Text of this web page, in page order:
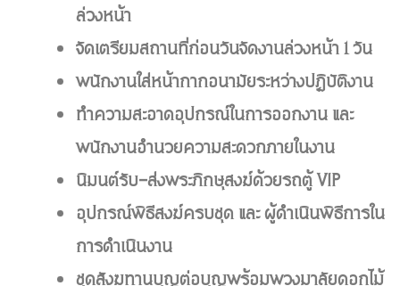
ล่วงหน้า
จัดเตรียมสถานที่ก่อนวันจัดงานล่วงหน้า 1 วัน
พนักงานใส่หน้ากากอนามัยระหว่างปฏิบัติงาน
ทำความสะอาดอุปกรณ์ในการออกงาน และ
พนักงานอำนวยความสะดวกภายในงาน
นิมนต์รับ-ส่งพระภิกษุสงฆ์ด้วยรถตู้ VIP
อุปกรณ์พิธีสงฆ์ครบชุด และ ผู้ดำเนินพิธีการใน
การดำเนินงาน